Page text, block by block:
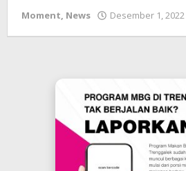
Moment, News Desember 1, 2022